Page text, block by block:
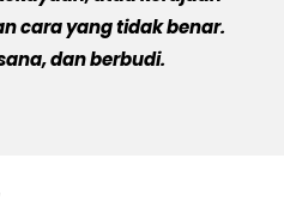
cara yang tidak benar.
dan berbudi.